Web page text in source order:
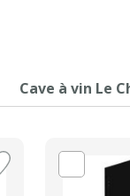
Cave à vin Le